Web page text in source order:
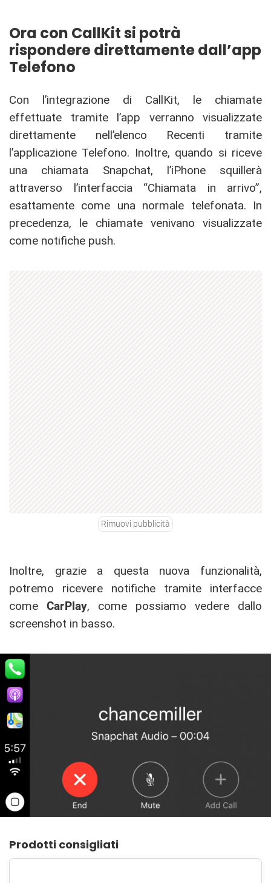
Ora con CallKit si potrà
rispondere direttamente dall’app
Telefono
Con l’integrazione di CallKit, le chiamate
effettuate tramite l’app verranno visualizzate
direttamente nell’elenco Recenti tramite
l’applicazione Telefono. Inoltre, quando si riceve
una chiamata Snapchat, l’iPhone squillerà
attraverso l’interfaccia “Chiamata in arrivo”,
esattamente come una normale telefonata. In
precedenza, le chiamate venivano visualizzate
come notifiche push.
Rimuovi pubblicità
Inoltre, grazie a questa nuova funzionalità,
potremo ricevere notifiche tramite interfacce
come CarPlay, come possiamo vedere dallo
screenshot in basso.
Prodotti consigliati